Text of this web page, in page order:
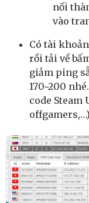
nối
vào
Có tài
rồi tải về
giảm ping
170~200
code Steam